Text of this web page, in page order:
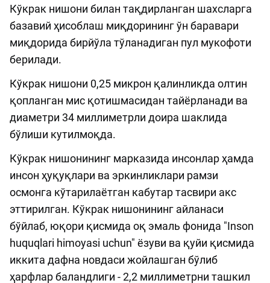
Кўкрак нишони билан тақдирланган шахсларга
базавий ҳисоблаш миқдорининг ўн баравари
миқдорида бирйўла тўланадиган пул мукофоти
берилади.
Кўкрак нишони 0,25 микрон қалинликда олтин
қопланган мис қотишмасидан тайёрланади ва
диаметри 34 миллиметрли доира шаклида
бўлиши кутилмоқда.
Кўкрак нишонининг марказида инсонлар ҳамда
инсон ҳуқуқлари ва эркинликлари рамзи
осмонга кўтарилаётган кабутар тасвири акс
эттирилган. Кўкрак нишонининг айланаси
бўйлаб, юқори қисмида оқ эмаль фонида "Inson
huquqlari himoyasi uchun" ёзуви ва қуйи қисмида
иккита дафна новдаси жойлашган бўлиб
ҳарфлар баландлиги - 2,2 миллиметрни ташкил